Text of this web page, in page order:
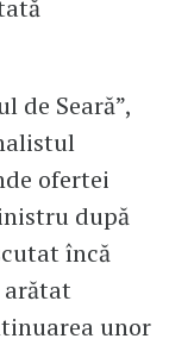
de Seară”,
ofertei
după
încă
arătat
unor